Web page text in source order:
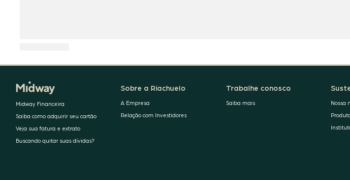
Midway Financeira
Saiba como adquirir seu cartão
Veja sua fatura e extrato
Buscando quitar suas dívidas?
Sobre a Riachuelo
A Empresa
Relação com Investidores
Trabalhe conosco
Saiba mais
Nossa